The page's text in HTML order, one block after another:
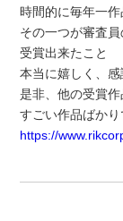
時間的に毎年一
その一つが審査
受賞出来たこと
本当に嬉しく、
是非、他の受賞
すごい作品ばかり
https://